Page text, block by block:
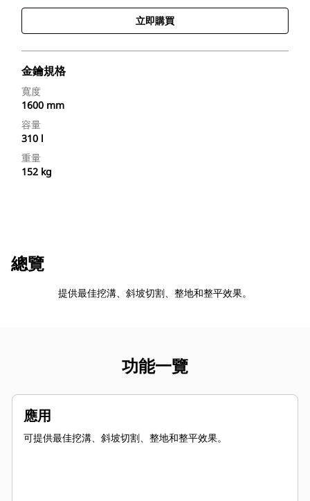
立即購買
金鑰規格
寬度
1600 mm
容量
310 l
重量
152 kg
總覽
提供最佳挖溝、斜坡切割、整地和整平效果。
功能一覽
應用
可提供最佳挖溝、斜坡切割、整地和整平效果。